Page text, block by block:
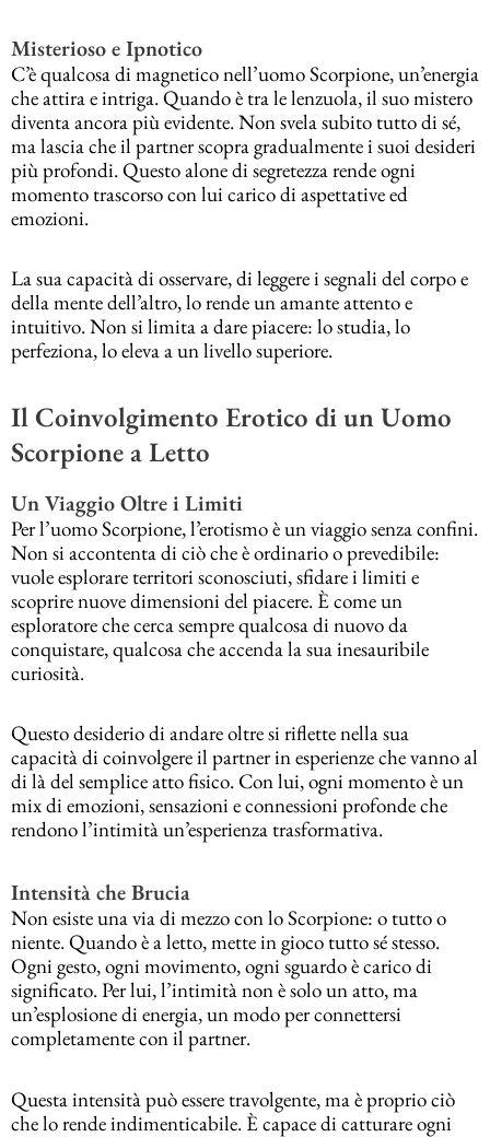
Misterioso e Ipnotico
C’è qualcosa di magnetico nell’uomo Scorpione, un’energia
che attira e intriga. Quando è tra le lenzuola, il suo mistero
diventa ancora più evidente. Non svela subito tutto di sé,
ma lascia che il partner scopra gradualmente i suoi desideri
più profondi. Questo alone di segretezza rende ogni
momento trascorso con lui carico di aspettative ed
emozioni.
La sua capacità di osservare, di leggere i segnali del corpo e
della mente dell’altro, lo rende un amante attento e
intuitivo. Non si limita a dare piacere: lo studia, lo
perfeziona, lo eleva a un livello superiore.
Il Coinvolgimento Erotico di un Uomo
Scorpione a Letto
Un Viaggio Oltre i Limiti
Per l’uomo Scorpione, l’erotismo è un viaggio senza confini.
Non si accontenta di ciò che è ordinario o prevedibile:
vuole esplorare territori sconosciuti, sfidare i limiti e
scoprire nuove dimensioni del piacere. È come un
esploratore che cerca sempre qualcosa di nuovo da
conquistare, qualcosa che accenda la sua inesauribile
curiosità.
Questo desiderio di andare oltre si riflette nella sua
capacità di coinvolgere il partner in esperienze che vanno al
di là del semplice atto fisico. Con lui, ogni momento è un
mix di emozioni, sensazioni e connessioni profonde che
rendono l’intimità un’esperienza trasformativa.
Intensità che Brucia
Non esiste una via di mezzo con lo Scorpione: o tutto o
niente. Quando è a letto, mette in gioco tutto sé stesso.
Ogni gesto, ogni movimento, ogni sguardo è carico di
significato. Per lui, l’intimità non è solo un atto, ma
un’esplosione di energia, un modo per connettersi
completamente con il partner.
Questa intensità può essere travolgente, ma è proprio ciò
che lo rende indimenticabile. È capace di catturare ogni